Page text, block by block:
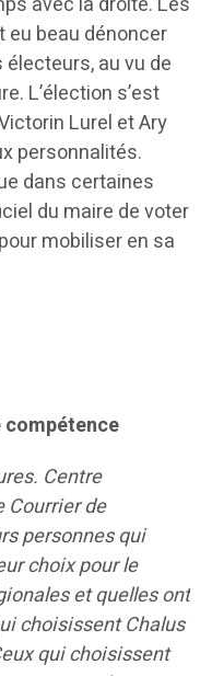
eu beau dénoncer
électeurs, au vu de
L’élection s’est
Lurel et Ary
personnalités.
dans certaines
du maire de voter
mobiliser en sa
compétence
Centre
Courrier de
personnes qui
choix pour le
et quelles ont
choisissent Chalus
qui choisissent